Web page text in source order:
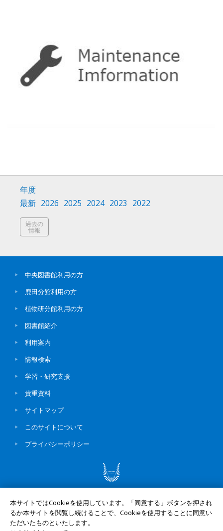
年度
最新 2026 2025 2024 2023 2022
過去の
情報
中央図書館利用の方
鹿田分館利用の方
植物研分館利用の方
図書館紹介
利用案内
情報検索
学習・研究支援
貴重資料
サイトマップ
このサイトについて
プライバシーポリシー
本サイトではCookieを使用しています。「同意する」ボタンを押され
るか本サイトを閲覧し続けることで、Cookieを使用することに同意い
ただいたものといたします。